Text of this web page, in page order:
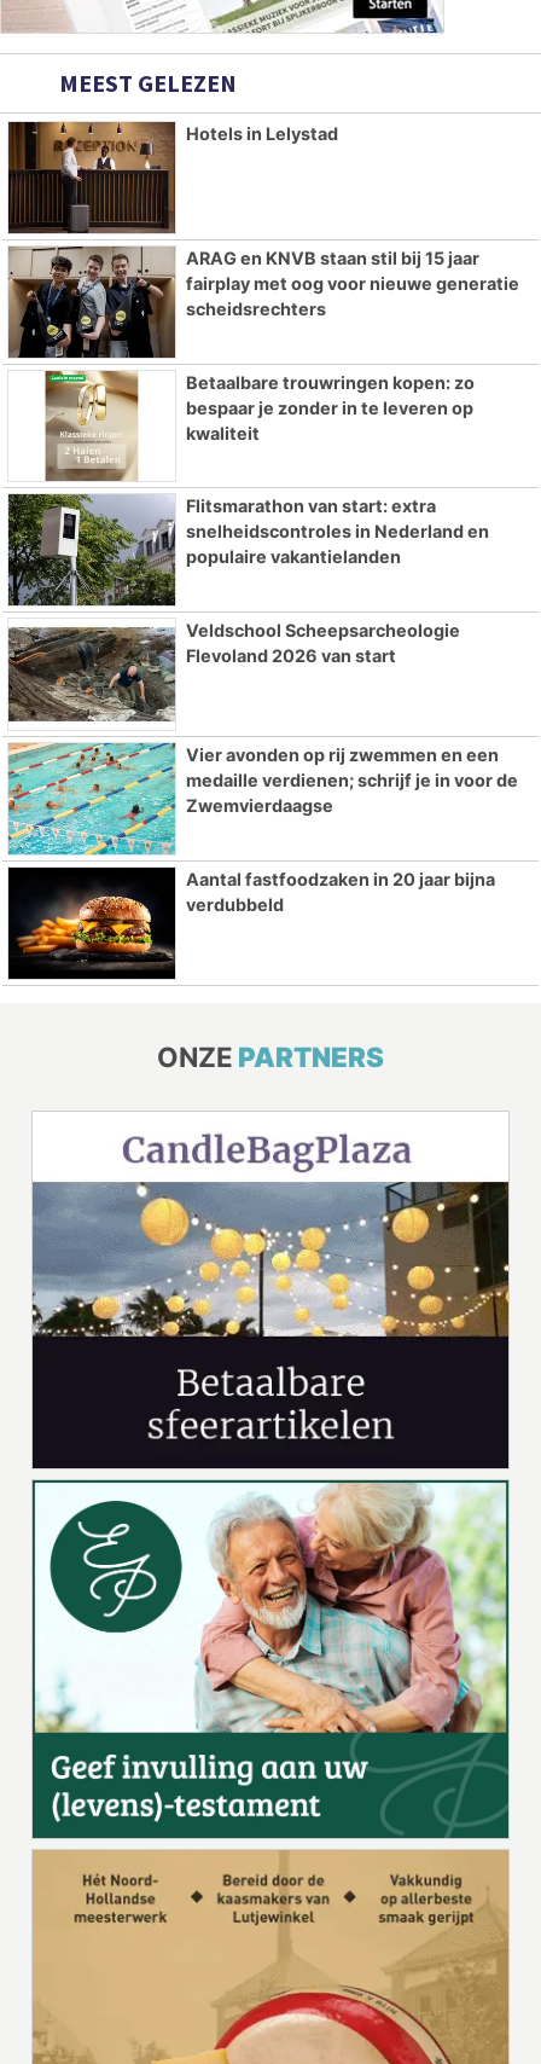
MEEST GELEZEN
Hotels in Lelystad
ARAG en KNVB staan stil bij 15 jaar
fairplay met oog voor nieuwe generatie
scheidsrechters
Betaalbare trouwringen kopen: zo
bespaar je zonder in te leveren op
kwaliteit
Flitsmarathon van start: extra
snelheidscontroles in Nederland en
populaire vakantielanden
Veldschool Scheepsarcheologie
Flevoland 2026 van start
Vier avonden op rij zwemmen en een
medaille verdienen; schrijf je in voor de
Zwemvierdaagse
Aantal fastfoodzaken in 20 jaar bijna
verdubbeld
ONZE PARTNERS